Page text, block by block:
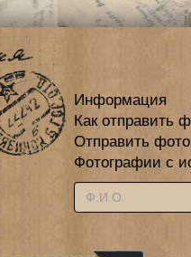
Информация
Как отправить
Отправить
Фотографии с